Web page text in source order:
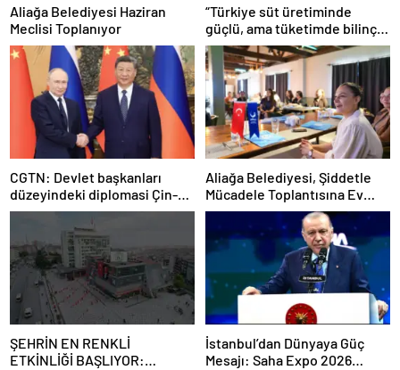
Aliağa Belediyesi Haziran
Meclisi Toplanıyor
“Türkiye süt üretiminde
güçlü, ama tüketimde bilinç
şart”
CGTN: Devlet başkanları
düzeyindeki diplomasi Çin-
Rusya arasındaki büyüyen
ortaklığı güçlendiriyor
Aliağa Belediyesi, Şiddetle
Mücadele Toplantısına Ev
Sahipliği Yaptı
ŞEHRİN EN RENKLİ
ETKİNLİĞİ BAŞLIYOR:
İstanbul’dan Dünyaya Güç
Mesajı: Saha Expo 2026